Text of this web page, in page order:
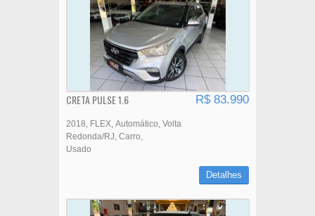
CRETA PULSE 1.6 R$ 83.990
2018 FLEX Automático Volta
Redonda/RJ Carro
Usado
Detalhes